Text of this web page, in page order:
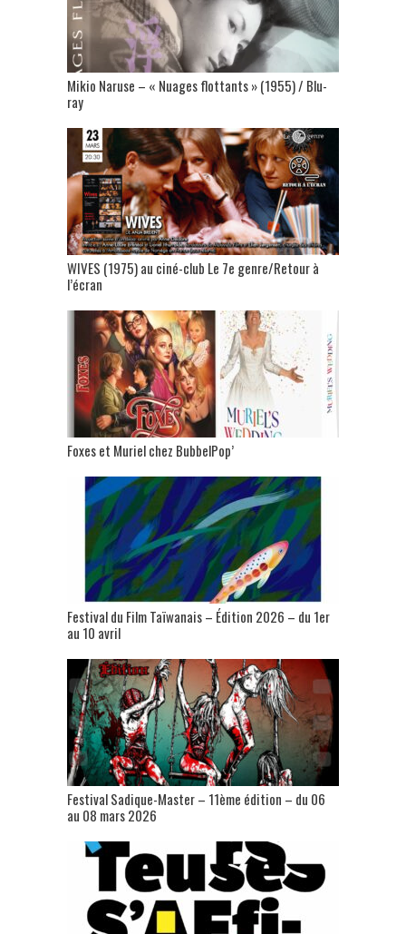
Mikio Naruse – « Nuages flottants » (1955) / Blu-
ray
WIVES (1975) au ciné-club Le 7e genre/Retour à
l’écran
Foxes et Muriel chez BubbelPop’
Festival du Film Taïwanais – Édition 2026 – du 1er
au 10 avril
Festival Sadique-Master – 11ème édition – du 06
au 08 mars 2026